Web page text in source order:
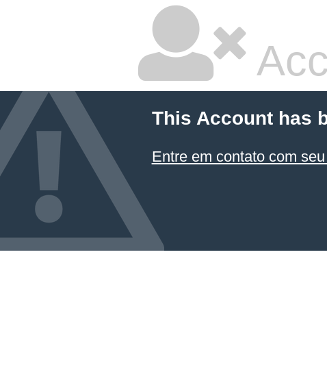
This Account has
Entre em contato com